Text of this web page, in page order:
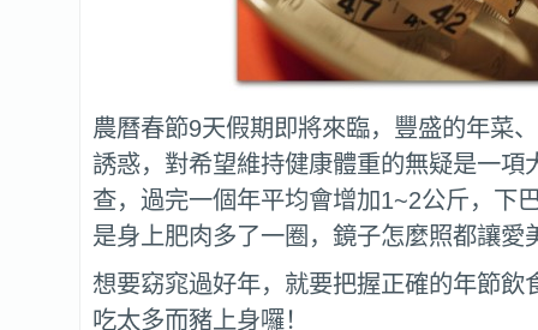
農曆春節9天假期即將來臨，豐盛的年菜
誘惑，對希望維持健康體重的無疑是一項
查，過完一個年平均會增加1~2公斤，下
是身上肥肉多了一圈，鏡子怎麼照都讓愛
想要窈窕過好年，就要把握正確的年節飲
吃太多而豬上身囉！